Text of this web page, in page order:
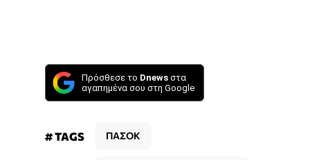
Πρόσθεσε το Dnews στα
αγαπημένα σου στη Google
# TAGS ΠΑΣΟΚ